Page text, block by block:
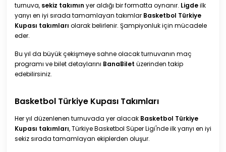
turnuva, sekiz takımın yer aldığı bir formatta oynanır. Ligdeilk
yarıyı en iyi sırada tamamlayan takımlar Basketbol Türkiye
Kupası takımları olarak belirlenir. Şampiyonluk için mücadele
eder.
Bu yıl da büyük çekişmeye sahne olacak turnuvanın maç
programı ve bilet detaylarını BanaBilet üzerinden takip
edebilirsiniz.
Basketbol Türkiye Kupası Takımları
Her yıl düzenlenen turnuvada yer alacak Basketbol Türkiye
Kupası takımları,Türkiye Basketbol Süper Ligi'ndeilk yarıyı en iyi
sekiz sırada tamamlayan ekiplerden oluşur.